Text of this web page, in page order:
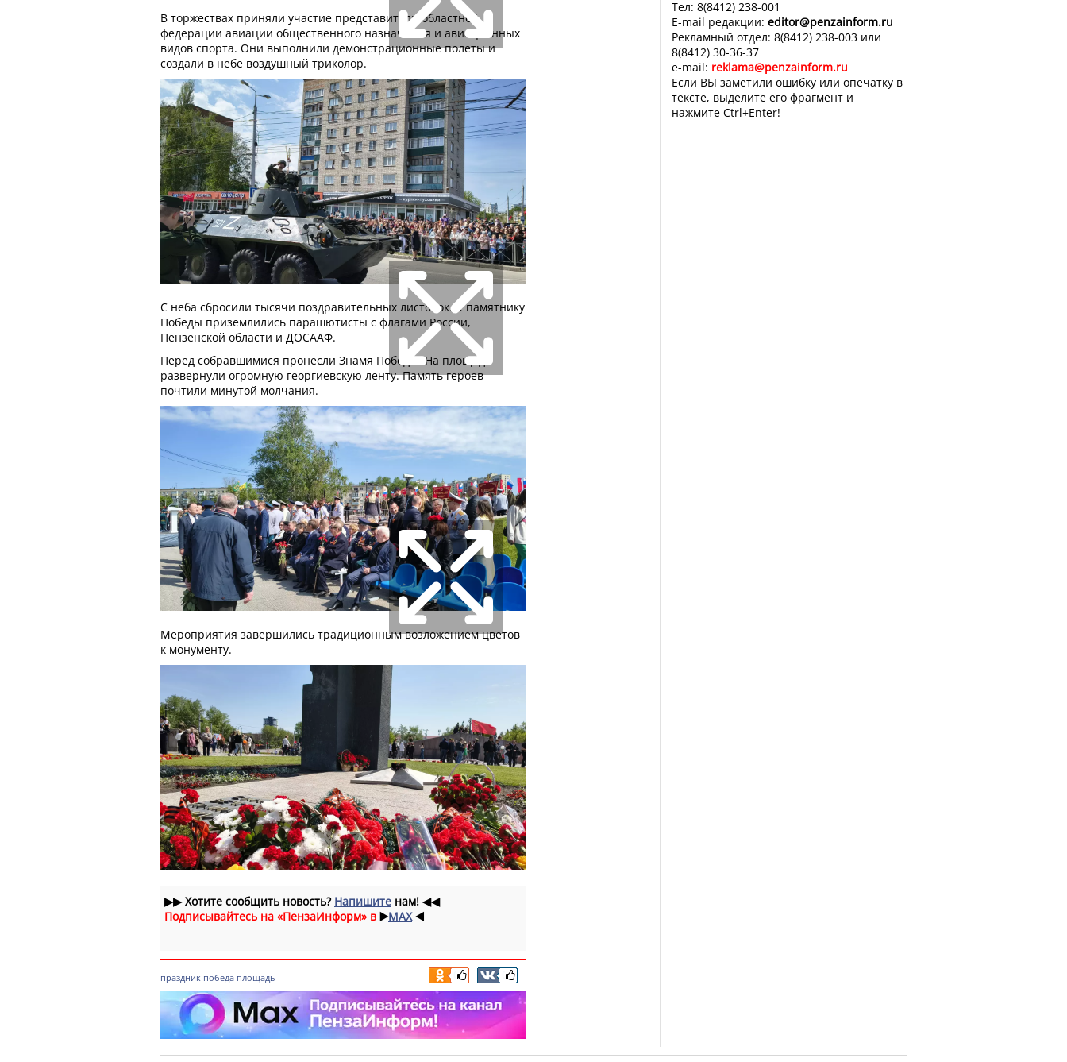
В торжествах приняли участие представители областной
федерации авиации общественного назначения и авиационных
видов спорта. Они выполнили демонстрационные полеты и
создали в небе воздушный триколор.
С неба сбросили тысячи поздравительных листовок. К памятнику
Победы приземлились парашютисты с флагами России,
Пензенской области и ДОСААФ.
Перед собравшимися пронесли Знамя Победы. На площади
развернули огромную георгиевскую ленту. Память героев
почтили минутой молчания.
Мероприятия завершились традиционным возложением цветов
к монументу.
▶▶Хотите сообщить новость? Напишите нам! ◀◀
Подписывайтесь на «ПензаИнформ» в ▶️MAX ◀️
праздник победа площадь
Тел: 8(8412) 238-001
E-mail редакции: editor@penzainform.ru
Рекламный отдел: 8(8412) 238-003 или
8(8412) 30-36-37
e-mail: reklama@penzainform.ru
Если ВЫ заметили ошибку или опечатку в
тексте, выделите его фрагмент и
нажмите Ctrl+Enter!